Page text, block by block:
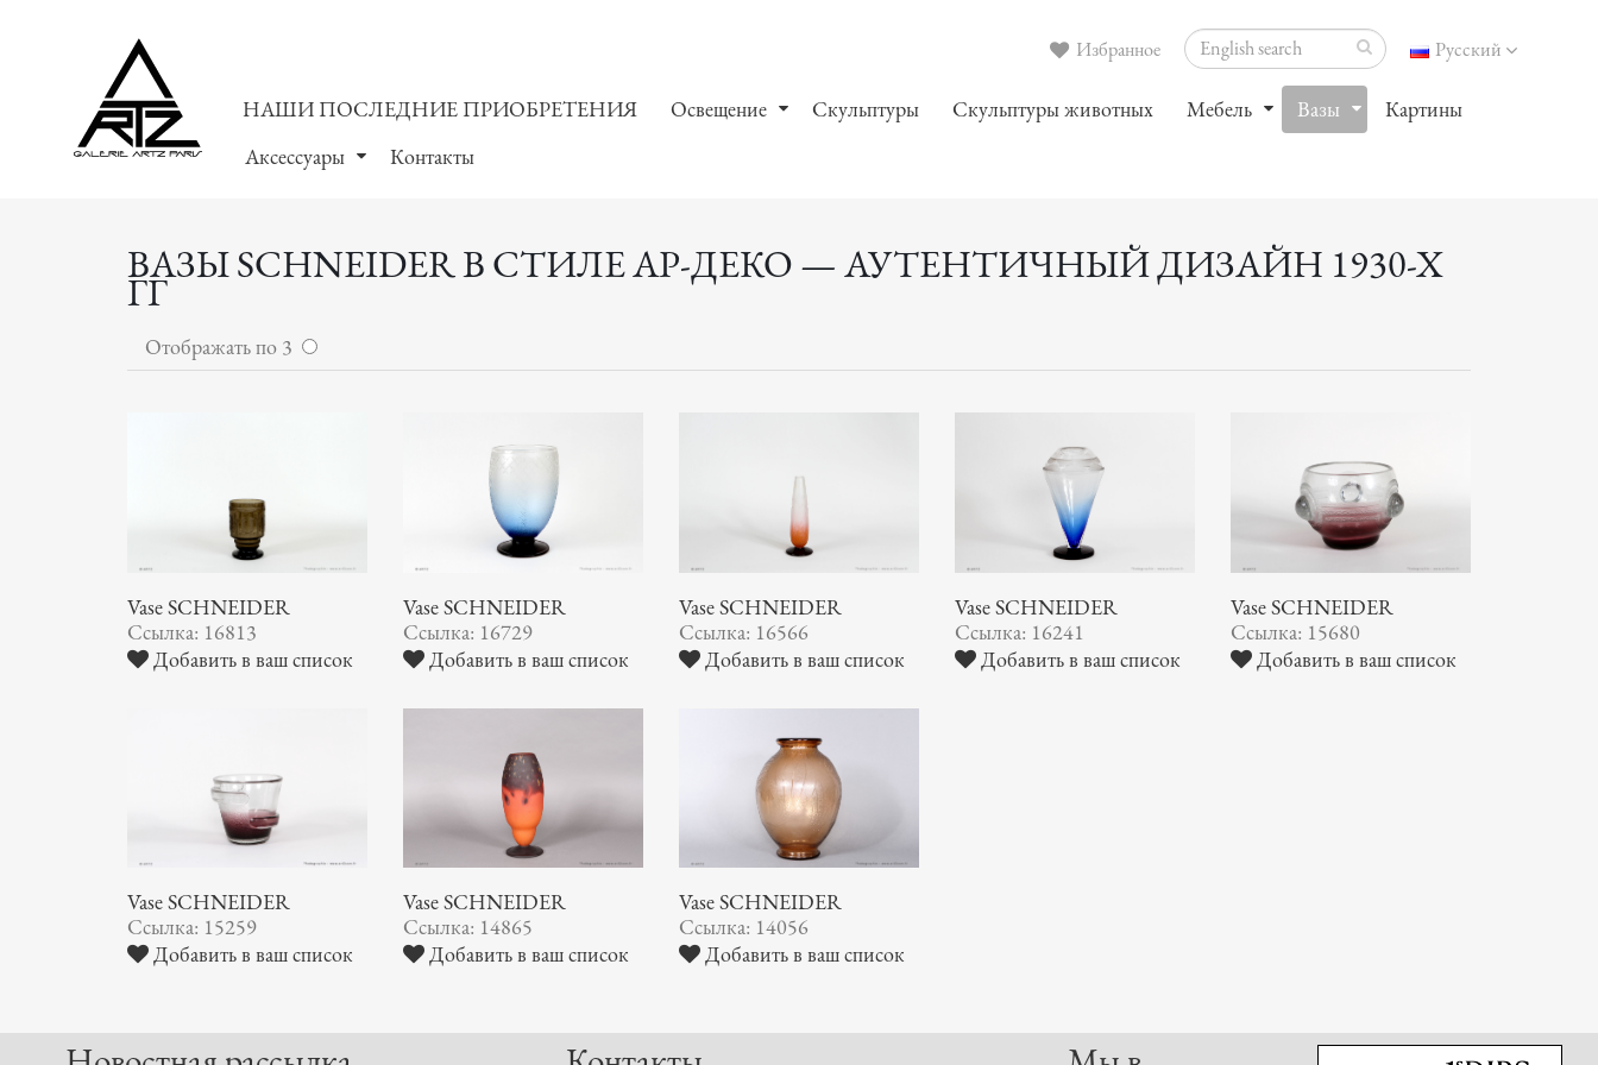
Русский
Избранное
НАШИ ПОСЛЕДНИЕ ПРИОБРЕТЕНИЯ Oсвещение Скульптуры Скульптуры животных Мебель Вазы
Картины
Аксессуары
Контакты
ВАЗЫ SCHNEIDER В СТИЛЕ АР-ДЕКО — АУТЕНТИЧНЫЙ ДИЗАЙН 1930-Х
ГГ
Отображать по 3
Vase SCHNEIDER
Ссылка: 16813
Добавить в ваш список
Vase SCHNEIDER
Ссылка: 16729
Добавить в ваш список
Vase SCHNEIDER
Ссылка: 16566
Добавить в ваш список
Vase SCHNEIDER
Ссылка: 16241
Добавить в ваш список
Vase SCHNEIDER
Ссылка: 15680
Добавить в ваш список
Vase SCHNEIDER
Ссылка: 15259
Добавить в ваш список
Vase SCHNEIDER
Ссылка: 14865
Добавить в ваш список
Vase SCHNEIDER
Ссылка: 14056
Добавить в ваш список